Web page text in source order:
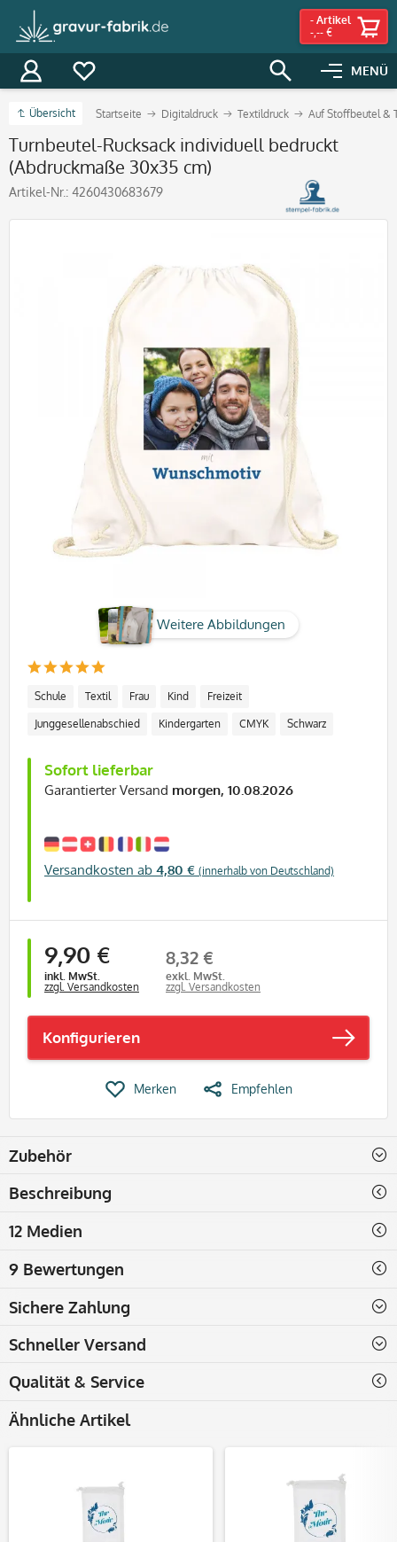
MENÜ
- Artikel
-,-- €
Übersicht Startseite Digitaldruck Textildruck Auf Stoffbeutel &
Turnbeutel-Rucksack individuell bedruckt
(Abdruckmaße 30x35 cm)
Artikel-Nr.: 4260430683679
Weitere Abbildungen
Schule Textil Frau Kind Freizeit
Junggesellenabschied Kindergarten CMYK Schwarz
Sofort lieferbar
Garantierter Versand morgen, 10.08.2026
Versandkosten ab 4,80 € (innerhalb von Deutschland)
9,90 €
inkl. MwSt.
zzgl. Versandkosten
8,32 €
exkl. MwSt.
zzgl. Versandkosten
Konfigurieren
Merken Empfehlen
Zubehör
Beschreibung
12 Medien
9 Bewertungen
Sichere Zahlung
Schneller Versand
Qualität & Service
Ähnliche Artikel